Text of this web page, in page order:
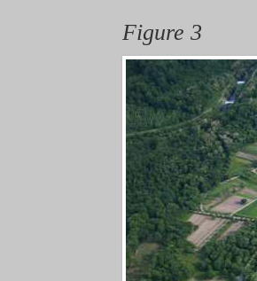
Figure 3